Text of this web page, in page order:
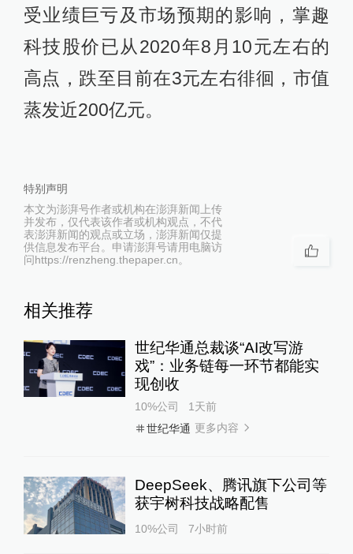
受业绩巨亏及市场预期的影响，掌趣
科技股价已从2020年8月10元左右的
高点，跌至目前在3元左右徘徊，市值
蒸发近200亿元。
特别声明
本文为澎湃号作者或机构在澎湃新闻上传
并发布，仅代表该作者或机构观点，不代
表澎湃新闻的观点或立场，澎湃新闻仅提
供信息发布平台。申请澎湃号请用电脑访
问https://renzheng.thepaper.cn。
相关推荐
世纪华通总裁谈“AI改写游
戏”：业务链每一环节都能实
现创收
10%公司
1天前
世纪华通 更多内容
DeepSeek、腾讯旗下公司等
获宇树科技战略配售
10%公司 7小时前